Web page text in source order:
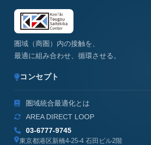
圏域（商圏）内の接触を、
最適に組み合わせ、循環させる。
コンセプト
圏域統合最適化とは
AREA DIRECT LOOP
03-6777-9745
東京都港区新橋4-25-4 石田ビル2階